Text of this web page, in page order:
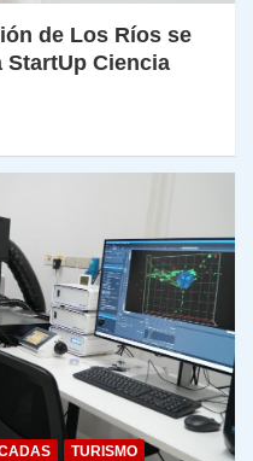
de Los Ríos se
Ciencia
TURISMO